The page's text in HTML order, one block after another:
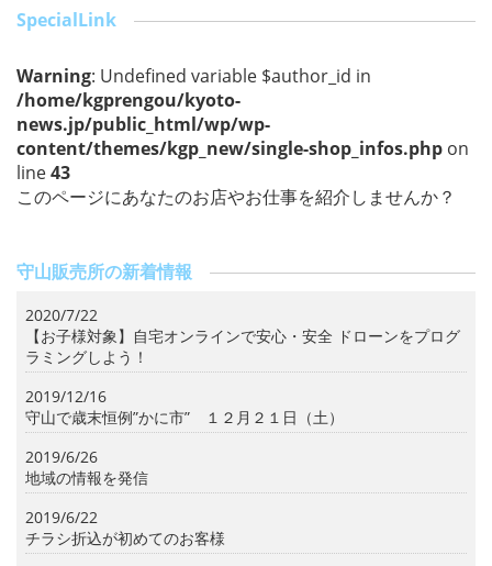
o
o
k
SpecialLink
Warning: Undefined variable $author_id in
/home/kgprengou/kyoto-
news.jp/public_html/wp/wp-
content/themes/kgp_new/single-shop_infos.php on
line43
このページにあなたのお店やお仕事を紹介しませんか？
守山販売所の新着情報
2020/7/22
【お子様対象】自宅オンラインで安心・安全 ドローンをプログ
ラミングしよう！
2019/12/16
守山で歳末恒例”かに市” １２月２１日（土）
2019/6/26
地域の情報を発信
2019/6/22
チラシ折込が初めてのお客様